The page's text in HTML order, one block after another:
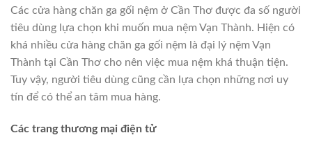
Các cửa hàng chăn ga gối nệm ở Cần Thơ được đa số người
tiêu dùng lựa chọn khi muốn mua nệm Vạn Thành. Hiện có
khá nhiều cửa hàng chăn ga gối nệm là đại lý nệm Vạn
Thành tại Cần Thơ cho nên việc mua nệm khá thuận tiện.
Tuy vậy, người tiêu dùng cũng cần lựa chọn những nơi uy
tín để có thể an tâm mua hàng.
Các trang thương mại điện tử